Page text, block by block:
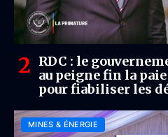
RDC : le
au peigne fin la
pour fiabiliser les
MINES & ÉNERGIE